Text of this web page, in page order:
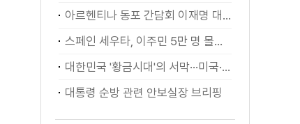
아르헨티나 동포 간담회 이재명 대통령 모두발언
스페인 세우타, 이주민 5만 명 몰려 [월드 투데이]
대한민국 '황금시대'의 서막···미국·남미 순방 성과 총정리 [정.주.행]
대통령 순방 관련 안보실장 브리핑